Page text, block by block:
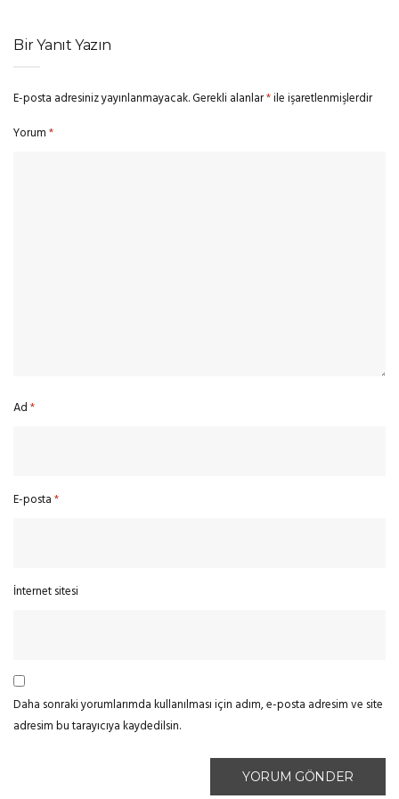
Bir Yanıt Yazın
E-posta adresiniz yayınlanmayacak.Gerekli alanlar*ile işaretlenmişlerdir
Yorum*
Ad*
E-posta*
İnternet sitesi
Daha sonraki yorumlarımda kullanılması için adım, e-posta adresim ve site
adresim bu tarayıcıya kaydedilsin.